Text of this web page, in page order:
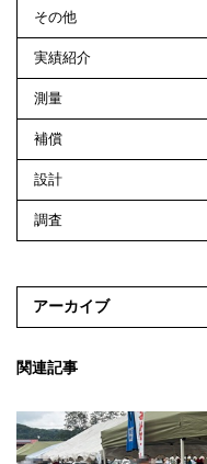
その他
実績紹介
測量
補償
設計
調査
アーカイブ
関連記事